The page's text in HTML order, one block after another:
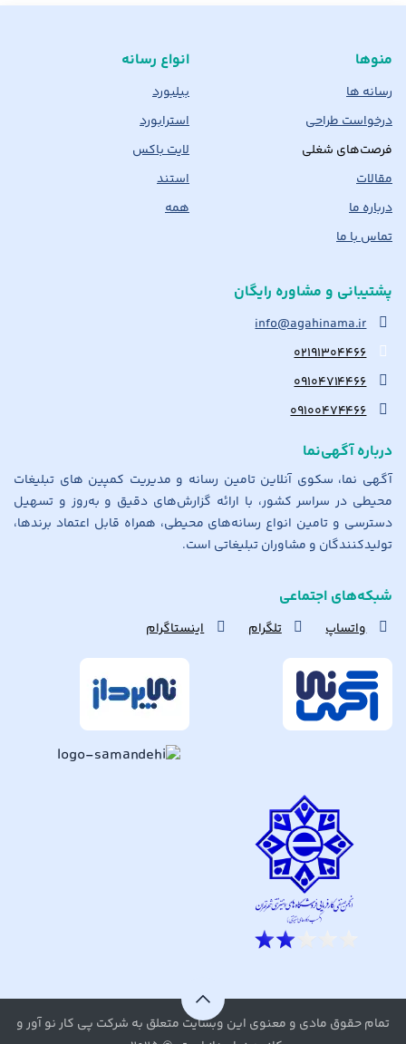
منوها
رسانه ها
درخواست طراحی
فرصت‌های شغلی
مقالات
درباره ما
تماس با ما
انواع رسانه
بیلبورد
استرابورد
لایت باکس
استند
همه
پشتیبانی و مشاوره رایگان
info@agahinama.ir
۰۲۱۹۱۳۰۴۴۶۶
۰۹۱۰۴۷۱۴۴۶۶
۰۹۱۰۰۴۷۴۴۶۶
درباره آگهی‌نما
آگهی نما، سکوی آنلاین تامین رسانه و مدیریت کمپین های تبلیغات
محیطی در سراسر کشور، با ارائه گزارش‌های دقیق و به‌روز و تسهیل
دسترسی و تامین انواع رسانه‌های محیطی، همراه قابل اعتماد برندها،
تولیدکنندگان و مشاوران تبلیغاتی است.
شبکه‌های اجتماعی
واتساپ تلگرام اینستاگرام
تمام حقوق مادی و معنوی این وبسایت متعلق به شرکت پی کار نو آور و